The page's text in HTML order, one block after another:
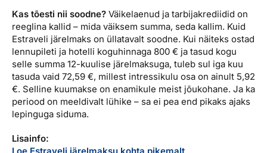
Kas tõesti nii soodne? Väikelaenud ja tarbijakrediidid on
reeglina kallid – mida väiksem summa, seda kallim. Kuid
Estraveli järelmaks on üllatavalt soodne. Kui näiteks ostad
lennupileti ja hotelli koguhinnaga 800 € ja tasud kogu
selle summa 12-kuulise järelmaksuga, tuleb sul iga kuu
tasuda vaid 72,59 €, millest intressikulu osa on ainult 5,92
€. Selline kuumakse on enamikule meist jõukohane. Ja ka
periood on meeldivalt lühike – sa ei pea end pikaks ajaks
lepinguga siduma.
Lisainfo: